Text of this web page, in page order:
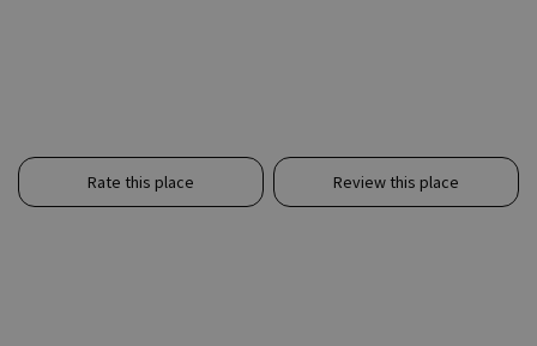
Rate this place Review this place